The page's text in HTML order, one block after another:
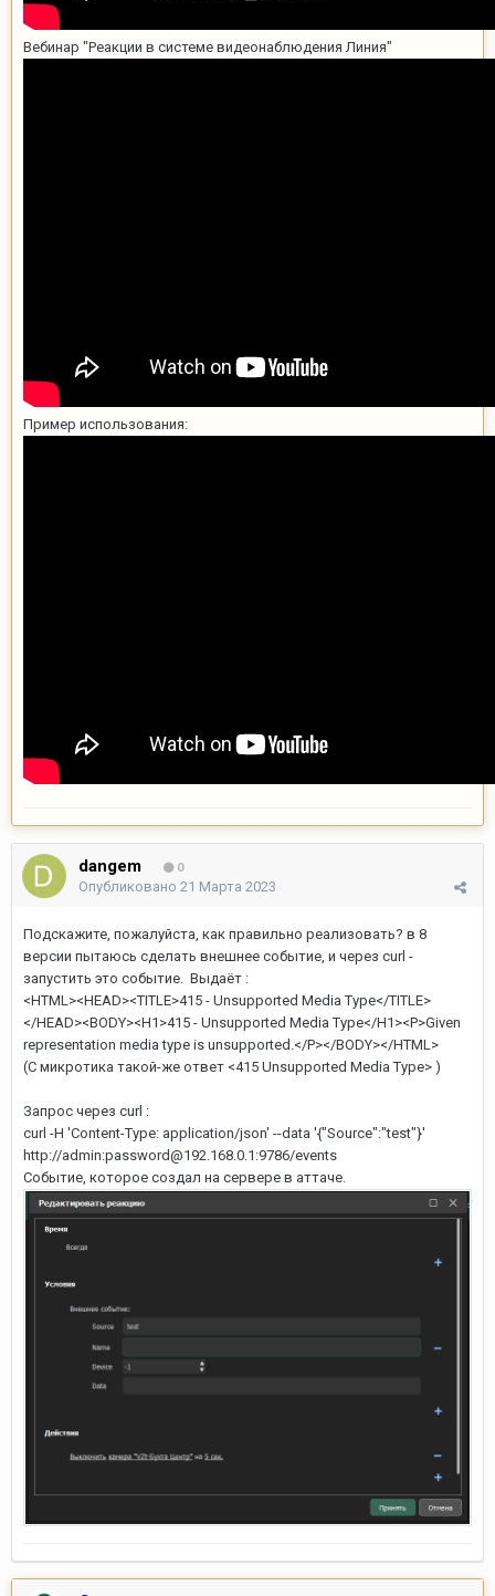
Вебинар "Реакции в системе видеонаблюдения Линия"
Пример использования:
dangem 0
Опубликовано 21 Марта 2023
Подскажите, пожалуйста, как правильно реализовать? в 8
версии пытаюсь сделать внешнее событие, и через curl -
запустить это событие. Выдаёт :
<HTML><HEAD><TITLE>415 - Unsupported Media Type</TITLE>
</HEAD><BODY><H1>415 - Unsupported Media Type</H1><P>Given
representation media type is unsupported.</P></BODY></HTML>
(С микротика такой-же ответ <415 Unsupported Media Type> )
Запрос через curl :
curl -H 'Content-Type: application/json' --data '{"Source":"test"}'
http://admin:password@192.168.0.1:9786/events
Событие, которое создал на сервере в аттаче.